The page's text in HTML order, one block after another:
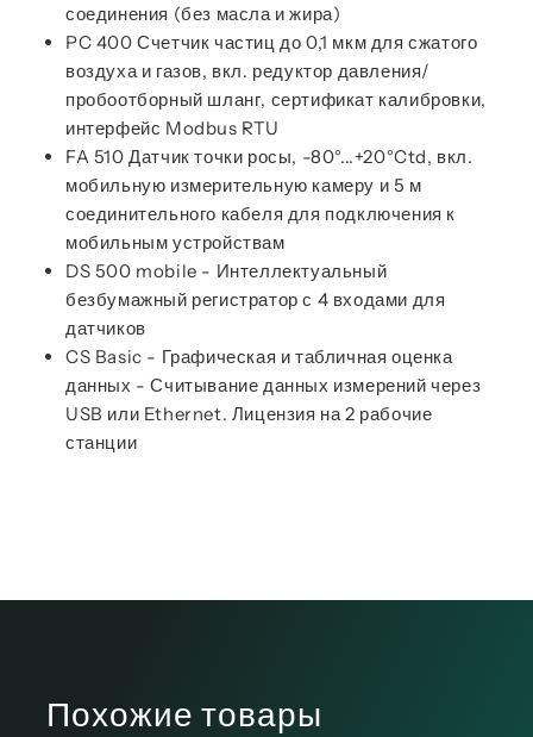
соединения (без масла и жира)
PC 400 Счетчик частиц до 0,1 мкм для сжатого
воздуха и газов, вкл. редуктор давления/
пробоотборный шланг, сертификат калибровки,
интерфейс Modbus RTU
FA 510 Датчик точки росы, -80°...+20°Ctd, вкл.
мобильную измерительную камеру и 5 м
соединительного кабеля для подключения к
мобильным устройствам
DS 500 mobile - Интеллектуальный
безбумажный регистратор с 4 входами для
датчиков
CS Basic - Графическая и табличная оценка
данных - Считывание данных измерений через
USB или Ethernet. Лицензия на 2 рабочие
станции
Похожие товары